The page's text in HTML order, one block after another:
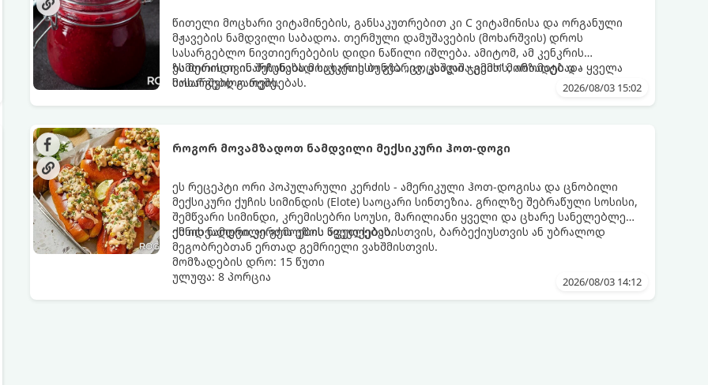
წითელი მოცხარი ვიტამინების, განსაკუთრებით კი C ვიტამინისა და ორგანული
მჟავების ნამდვილი საბადოა. თერმული დამუშავების (მოხარშვის) დროს
სასარგებლო ნივთიერებების დიდი ნაწილი იშლება. ამიტომ, ამ კენკრის
ზამთრისთვის შესანახად საუკეთესო გზა „ცოცხალი ჯემის“ მომზადებაა -
მოხარშვის გარეშე.
ეს მეთოდი ინარჩუნებს მოცხარის ბუნებრივ, კაშკაშა გემოს, არომატს და ყველა
სასარგებლო თვისებას.
2026/08/03 15:02
როგორ მოვამზადოთ ნამდვილი მექსიკური ჰოთ-დოგი
ეს რეცეპტი ორი პოპულარული კერძის - ამერიკული ჰოთ-დოგისა და ცნობილი
მექსიკური ქუჩის სიმინდის (Elote) საოცარი სინთეზია. გრილზე შებრაწული სოსისი,
შემწვარი სიმინდი, კრემისებრი სოუსი, მარილიანი ყველი და ცხარე სანელებლები
ქმნის ნამდვილი გემოების აფეთქებას.
ეს იდეალური კერძია ეზოს წვეულებებისთვის, ბარბექიუსთვის ან უბრალოდ
მეგობრებთან ერთად გემრიელი ვახშმისთვის.
მომზადების დრო: 15 წუთი
ულუფა: 8 პორცია
2026/08/03 14:12